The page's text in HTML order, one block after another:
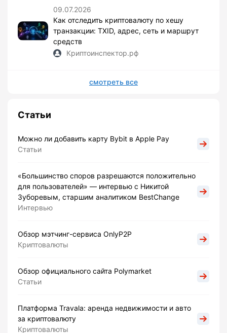
09.07.2026
Как отследить криптовалюту по хешу
транзакции: TXID, адрес, сеть и маршрут
средств
Криптоинспектор.рф
смотреть все
Статьи
Можно ли добавить карту Bybit в Apple Pay
Статьи
«Большинство споров разрешаются положительно
для пользователей» — интервью с Никитой
Зуборевым, старшим аналитиком BestChange
Интервью
Обзор мэтчинг-сервиса OnlyP2P
Криптовалюты
Обзор официального сайта Polymarket
Статьи
Платформа Travala: аренда недвижимости и авто
за криптовалюту
Криптовалюты